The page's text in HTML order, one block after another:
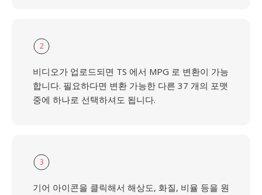
2
비디오가 업로드되면 TS 에서 MPG 로 변환이 가능
합니다. 필요하다면 변환 가능한 다른 37 개의 포맷
중에 하나로 선택하셔도 됩니다.
3
기어 아이콘을 클릭해서 해상도, 화질, 비율 등을 원